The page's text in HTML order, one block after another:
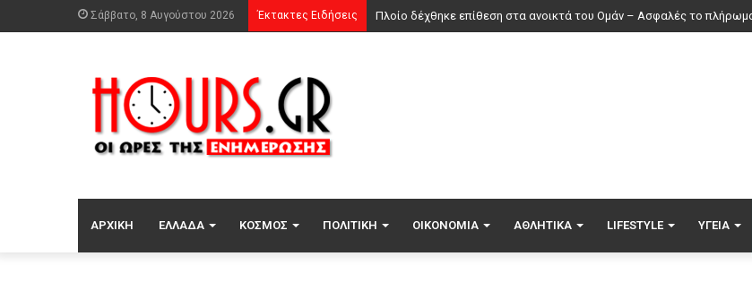
Σάββατο, 8 Αυγούστου 2026 Έκτακτες Ειδήσεις Χωρίς ενεργό μέτωπο η φωτιά σε χαμηλή βλάστηση στη Σίνδο
ΑΡΧΙΚΉ ΕΛΛΆΔΑ ΚΌΣΜΟΣ ΠΟΛΙΤΙΚΉ ΟΙΚΟΝΟΜΊΑ ΑΘΛΗΤΙΚΆ LIFESTYLE ΥΓΕΊΑ